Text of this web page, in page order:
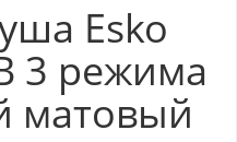
Esko
3 режима
матовый